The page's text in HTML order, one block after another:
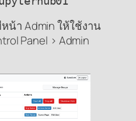
น้า Admin ให้ใช้งาน
Panel > Admin